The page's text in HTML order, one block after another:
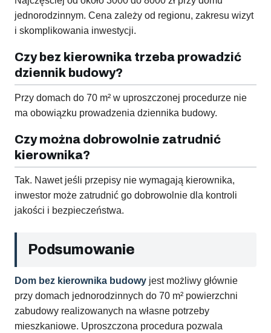
jednorodzinnym. Cena zależy od regionu, zakresu wizyt
i skomplikowania inwestycji.
Czy bez kierownika trzeba prowadzić
dziennik budowy?
Przy domach do 70 m² w uproszczonej procedurze nie
ma obowiązku prowadzenia dziennika budowy.
Czy można dobrowolnie zatrudnić
kierownika?
Tak. Nawet jeśli przepisy nie wymagają kierownika,
inwestor może zatrudnić go dobrowolnie dla kontroli
jakości i bezpieczeństwa.
Podsumowanie
Dom bez kierownika budowy jest możliwy głównie
przy domach jednorodzinnych do 70 m² powierzchni
zabudowy realizowanych na własne potrzeby
mieszkaniowe. Uproszczona procedura pozwala